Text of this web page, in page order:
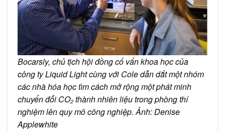
Bocarsly, chủ tịch hội đồng cố vấn khoa học của
công ty Liquid Light cùng với Cole dẫn dắt một nhóm
các nhà hóa học tìm cách mở rộng một phát minh
chuyển đổi CO₂ thành nhiên liệutrong phòng thí
nghiệm lên quy mô công nghiệp. Ảnh: Denise
Applewhite